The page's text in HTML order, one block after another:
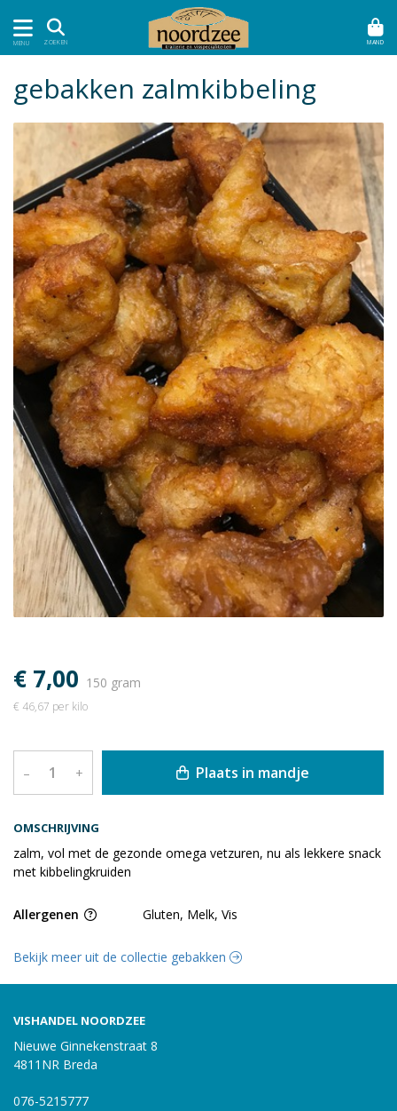
MENU ZOEKEN MAND
OMSCHRIJVING
zalm, vol met de gezonde omega vetzuren, nu als lekkere snack
met kibbelingkruiden
gebakken zalmkibbeling
€ 7,00 150 gram
€ 46,67 per kilo
– + Plaats in mandje
Allergenen Gluten, Melk, Vis
Bekijk meer uit de collectie gebakken
VISHANDEL NOORDZEE
Nieuwe Ginnekenstraat 8
4811NR Breda
076-5215777